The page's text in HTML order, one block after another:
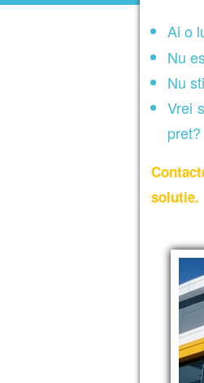
Ai o
Nu
Nu
Vrei
pret?
solutie.